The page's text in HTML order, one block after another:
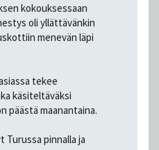
kokouksessaan
oli yllättävänkin
menevän läpi
tekee
käsiteltäväksi
päästä maanantaina.
Turussa pinnalla ja